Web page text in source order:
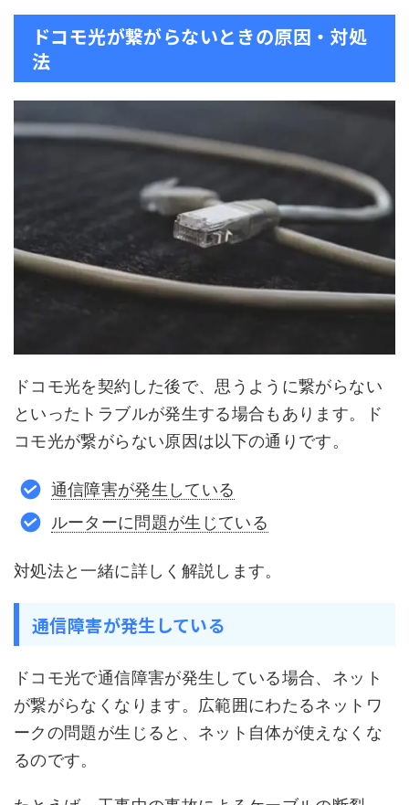
ドコモ光が繋がらないときの原因・対処
法
ドコモ光を契約した後で、思うように繋がらない
といったトラブルが発生する場合もあります。ド
コモ光が繋がらない原因は以下の通りです。
通信障害が発生している
ルーターに問題が生じている
対処法と一緒に詳しく解説します。
通信障害が発生している
ドコモ光で通信障害が発生している場合、ネット
が繋がらなくなります。広範囲にわたるネットワ
ークの問題が生じると、ネット自体が使えなくな
るのです。